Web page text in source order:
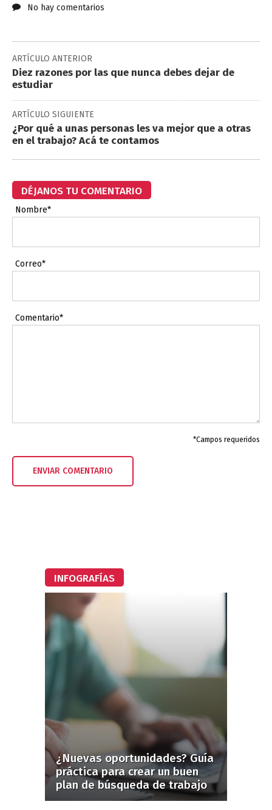
No hay comentarios
ARTÍCULO ANTERIOR
Diez razones por las que nunca debes dejar de
estudiar
ARTÍCULO SIGUIENTE
¿Por qué a unas personas les va mejor que a otras
en el trabajo? Acá te contamos
DÉJANOS TU COMENTARIO
Nombre*
Correo*
Comentario*
*Campos requeridos
INFOGRAFÍAS
¿Nuevas oportunidades? Guía
práctica para crear un buen
plan de búsqueda de trabajo